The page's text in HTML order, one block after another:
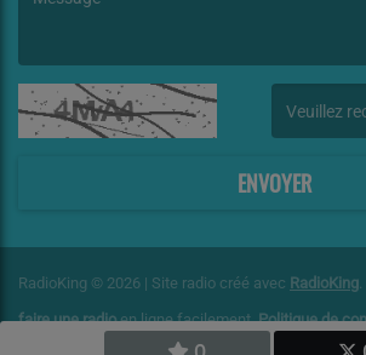
ENVOYER
RadioKing © 2026 | Site radio créé avec RadioKing
faire une radioen ligne facilement.Politique de